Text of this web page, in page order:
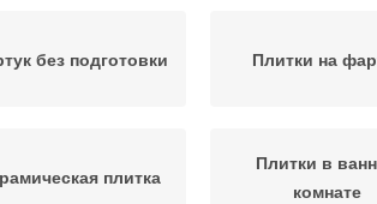
без подготовки Плитки на
плитка
Плитки в
комнате